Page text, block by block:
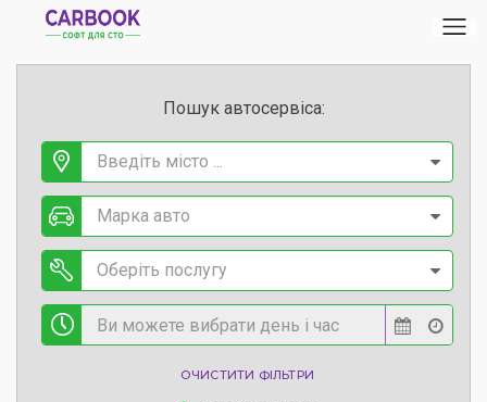
Пошук автосервіса:
Введіть місто ...
Марка авто
Оберіть послугу
ОЧИСТИТИ ФІЛЬТРИ